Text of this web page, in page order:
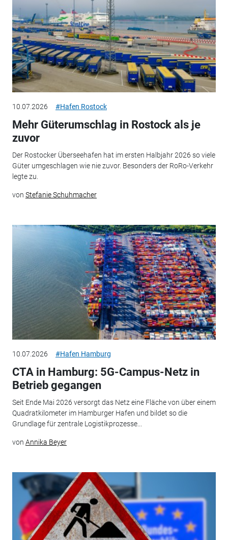
10.07.2026 #Hafen Rostock
Mehr Güterumschlag in Rostock als je
zuvor
Der Rostocker Überseehafen hat im ersten Halbjahr 2026 so viele
Güter umgeschlagen wie nie zuvor. Besonders der RoRo-Verkehr
legte zu.
von Stefanie Schuhmacher
10.07.2026 #Hafen Hamburg
CTA in Hamburg: 5G-Campus-Netz in
Betrieb gegangen
Seit Ende Mai 2026 versorgt das Netz eine Fläche von über einem
Quadratkilometer im Hamburger Hafen und bildet so die
Grundlage für zentrale Logistikprozesse...
von Annika Beyer